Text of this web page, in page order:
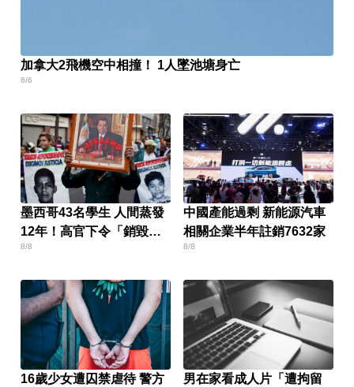
加拿大2飛機空中相撞！ 1人墜池塘身亡
8/6
墨西哥43名學生 人間蒸發
12年！高官下令「銷毀監
視器」遭逮
8/8
中國產能過剩 新能源汽車
相關企業半年註銷7632家
8/8
16歲少女遭囚禁虐待 警方
男在家看成人片「遭拘留